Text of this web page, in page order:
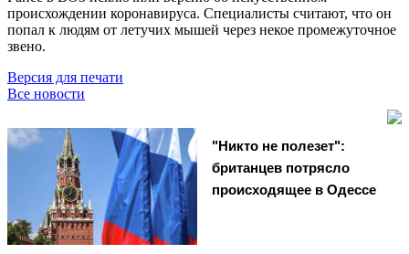
происхождении коронавируса. Специалисты считают, что он
попал к людям от летучих мышей через некое промежуточное
звено.
Версия для печати
Все новости
"Никто не полезет":
британцев потрясло
происходящее в Одессе